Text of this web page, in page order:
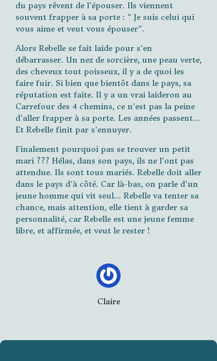
Claire
du pays rêvent de l'épouser. Ils viennent
souvent frapper à sa porte : " Je suis celui qui
vous aime et veut vous épouser".
Alors Rebelle se fait laide pour s'en
débarrasser. Un nez de sorcière, une peau verte,
des cheveux tout poisseux, il y a de quoi les
faire fuir. Si bien que bientôt dans le pays, sa
réputation est faite. Il y a un vrai laideron au
Carrefour des 4 chemins, ce n'est pas la peine
d'aller frapper à sa porte. Les années passent...
Et Rebelle finit par s'ennuyer.
Finalement pourquoi pas se trouver un petit
mari ??? Hélas, dans son pays, ils ne l'ont pas
attendue. Ils sont tous mariés. Rebelle doit aller
dans le pays d'à côté. Car là-bas, on parle d'un
jeune homme qui vit seul... Rebelle va tenter sa
chance, mais attention, elle tient à garder sa
personnalité, car Rebelle est une jeune femme
libre, et affirmée, et veut le rester !